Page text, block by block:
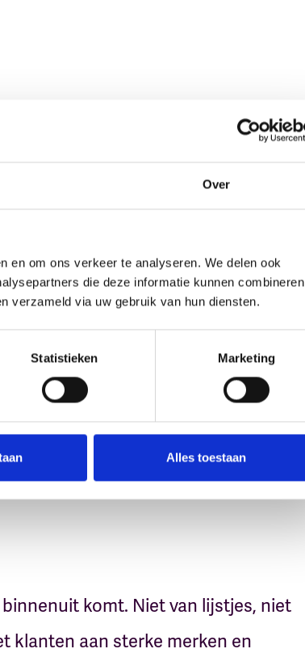
Over
en om ons verkeer te analyseren. We delen ook
die deze informatie kunnen combineren
verzameld via uw gebruik van hun diensten.
Statistieken Marketing
Alles toestaan
komt. Niet van lijstjes, niet
klanten aan sterke merken en